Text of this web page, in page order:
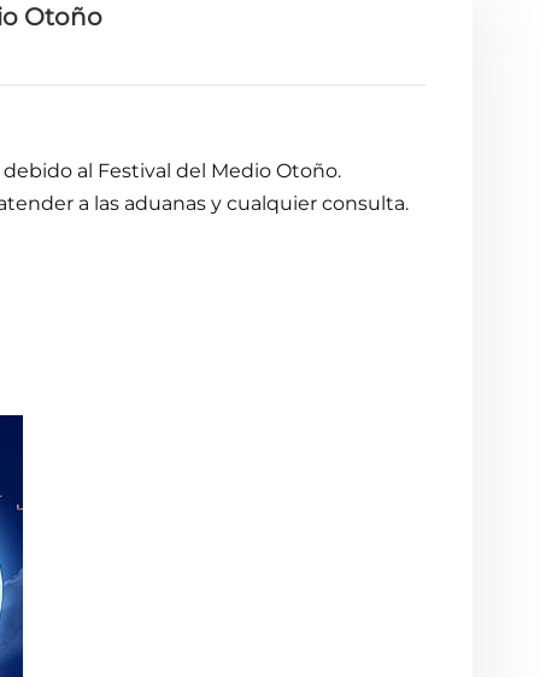
Otoño
debido al Festival del Medio Otoño.
a las aduanas y cualquier consulta.